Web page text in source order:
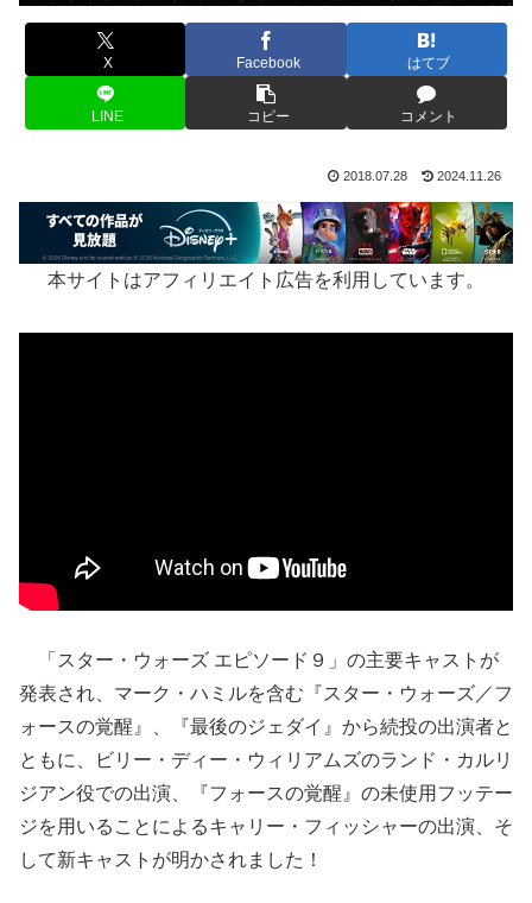
X Facebook はてブ
LINE コピー コメント
2018.07.28 2024.11.26
本サイトはアフィリエイト広告を利用しています。
「スター・ウォーズ エピソード９」の主要キャストが
発表され、マーク・ハミルを含む『スター・ウォーズ／フ
ォースの覚醒』、『最後のジェダイ』から続投の出演者と
ともに、ビリー・ディー・ウィリアムズのランド・カルリ
ジアン役での出演、『フォースの覚醒』の未使用フッテー
ジを用いることによるキャリー・フィッシャーの出演、そ
して新キャストが明かされました！